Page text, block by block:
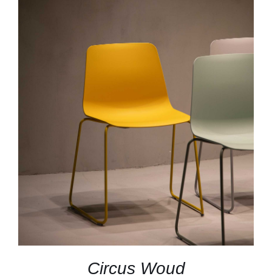
TOEVOEGEN AAN WINKELWAGEN
Circus Woud